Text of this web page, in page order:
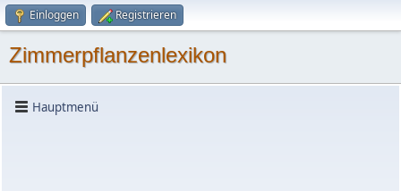
Einloggen Registrieren
Zimmerpflanzenlexikon
Hauptmenü